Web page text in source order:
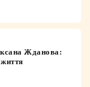
Жданова: